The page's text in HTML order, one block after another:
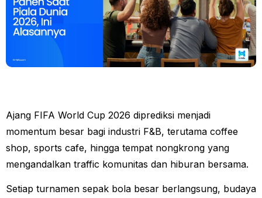
Ajang FIFA World Cup 2026 diprediksi menjadi
momentum besar bagi industri F&B, terutama coffee
shop, sports cafe, hingga tempat nongkrong yang
mengandalkan traffic komunitas dan hiburan bersama.
Setiap turnamen sepak bola besar berlangsung, budaya